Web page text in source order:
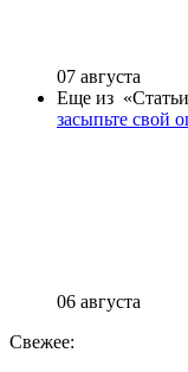
07 августа
Еще из
засыпьте свой
06 августа
Свежее: